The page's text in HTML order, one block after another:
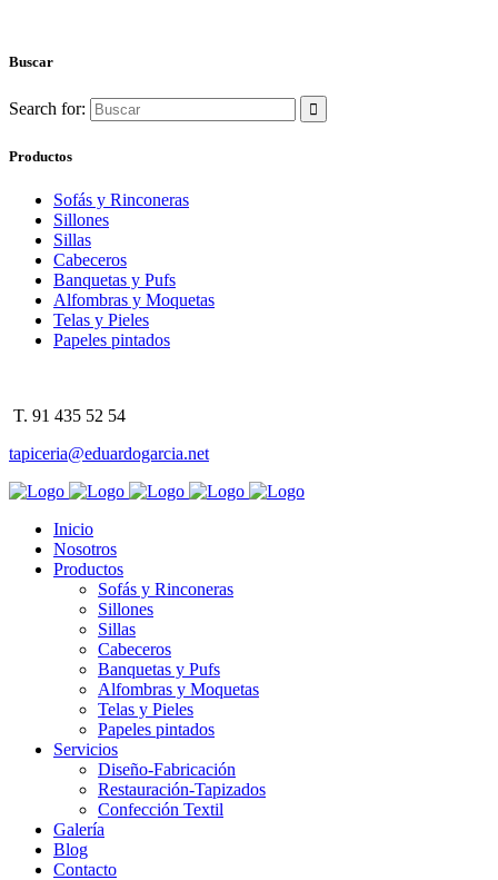
Buscar
Search for:
Productos
Sofás y Rinconeras
Sillones
Sillas
Cabeceros
Banquetas y Pufs
Alfombras y Moquetas
Telas y Pieles
Papeles pintados
T. 91 435 52 54
tapiceria@eduardogarcia.net
Inicio
Nosotros
Productos
Sofás y Rinconeras
Sillones
Sillas
Cabeceros
Banquetas y Pufs
Alfombras y Moquetas
Telas y Pieles
Papeles pintados
Servicios
Diseño-Fabricación
Restauración-Tapizados
Confección Textil
Galería
Blog
Contacto